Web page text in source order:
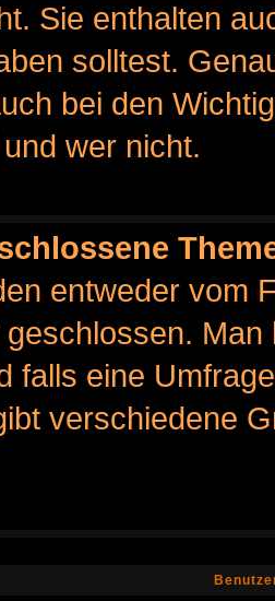
Sie enthalten
solltest.
bei den
wer nicht.
entweder vom
falls eine
verschiedene